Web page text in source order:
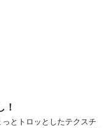
！
とトロッとしたテクスチ